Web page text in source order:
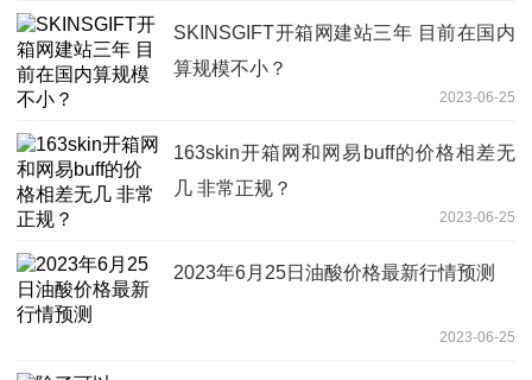
SKINSGIFT开箱网建站三年 目前在国内
算规模不小？
2023-06-25
163skin开箱网和网易buff的价格相差无
几 非常正规？
2023-06-25
2023年6月25日油酸价格最新行情预测
2023-06-25